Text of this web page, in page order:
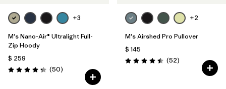
+3
M's Nano-Air® Ultralight Full-
Zip Hoody
$ 259
Valoración: 4.3 / 5
(50Comentarios
)
+2
M's Airshed Pro Pullover
$ 145
Valoración: 4.5 / 5
(52Comentarios
)